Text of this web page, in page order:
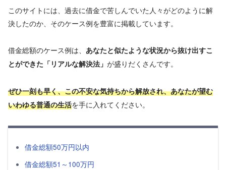
このサイトには、過去に借金で苦しんでいた人々がどのように解
決したのか、そのケース例を豊富に掲載しています。
借金総額のケース例は、 あなたと似たような状況から抜け出すこ
とができた「リアルな解決法」 が盛りだくさんです。
ぜひ一刻も早く、この不安な気持ちから解放され、あなたが望む
いわゆる普通の生活を手に入れてください。
借金総額50万円以内
借金総額51～100万円